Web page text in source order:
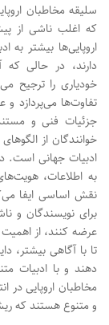
سلیقه مخاطبان
که اغلب ناشی از
اروپایی‌ها بیشتر به
دارند، در حالی که
خودیاری را ترجیح
تفاوت‌ها می‌پردازد و
جزئیات فنی و
خوانندگان از
ادبیات جهانی است.
به اطلاعات،
نقش اساسی ایفا
برای نویسندگان و
عرضه کنند، از
تا با آگاهی بیشتر،
دهند و با ادبیات
مخاطبان اروپایی در
و متنوع هستند که